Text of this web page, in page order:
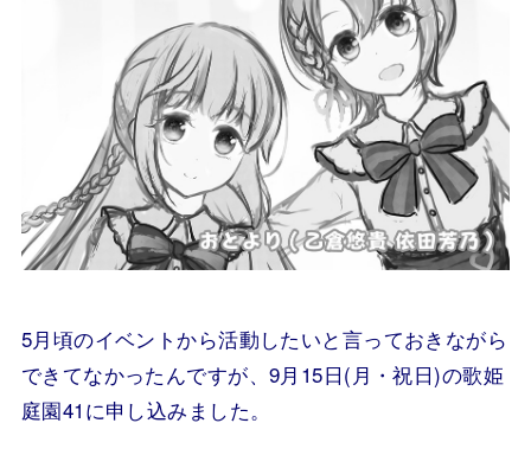
5月頃のイベントから活動したいと言っておきながら
できてなかったんですが、9月15日(月・祝日)の歌姫
庭園41に申し込みました。